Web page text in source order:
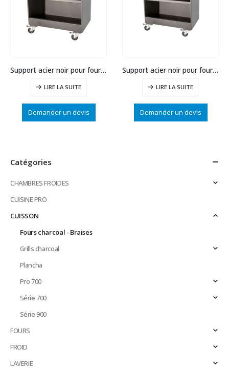
Support acier noir pour four FB80
LIRE LA SUITE
Demander un devis
Support acier noir pour four FB70
LIRE LA SUITE
Demander un devis
Catégories
CHAMBRES FROIDES
CUISINE PRO
CUISSON
Fours charcoal - Braises
Grills charcoal
Plancha
Pro 700
Série 700
Série 900
FOURS
FROID
LAVERIE